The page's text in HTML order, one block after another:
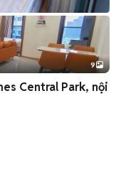
+2
9
Central Park, nội